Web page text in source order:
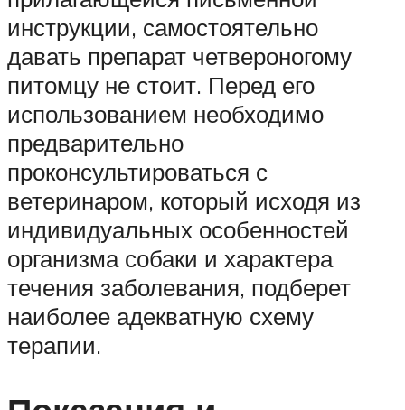
инструкции, самостоятельно
давать препарат четвероногому
питомцу не стоит. Перед его
использованием необходимо
предварительно
проконсультироваться с
ветеринаром, который исходя из
индивидуальных особенностей
организма собаки и характера
течения заболевания, подберет
наиболее адекватную схему
терапии.